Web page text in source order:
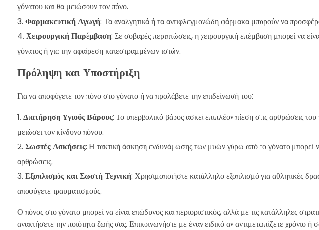
γόνατου και θα μειώσουν τον πόνο.
Φαρμακευτική Αγωγή: Τα αναλγητικά ή τα αντιφλεγμονώδη φάρμακα μπορούν να
Χειρουργική Παρέμβαση: Σε σοβαρές περιπτώσεις, η χειρουργική επέμβαση μπορεί να
γόνατος ή για την αφαίρεση κατεστραμμένων ιστών.
Πρόληψη και Υποστήριξη
Για να αποφύγετε τον πόνο στο γόνατο ή να προλάβετε την επιδείνωσή του:
Διατήρηση Υγιούς Βάρους: Το υπερβολικό βάρος ασκεί επιπλέον πίεση στις αρθρώσεις
μειώσει τον κίνδυνο πόνου.
Σωστές Ασκήσεις: Η τακτική άσκηση ενδυνάμωσης των μυών γύρω από το γόνατο μπορεί
αρθρώσεις.
Εξοπλισμός και Σωστή Τεχνική: Χρησιμοποιήστε κατάλληλο εξοπλισμό για αθλητικές
αποφύγετε τραυματισμούς.
Ο πόνος στο γόνατο μπορεί να είναι επώδυνος και περιοριστικός, αλλά με τις κατάλληλες
ανακτήσετε την ποιότητα ζωής σας. Επικοινωνήστε με έναν ειδικό αν αντιμετωπίζετε χρόνιο